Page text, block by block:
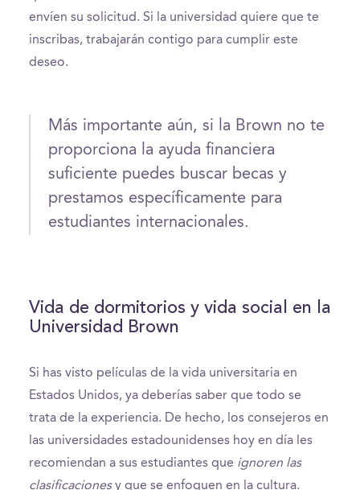
envíen su solicitud. Si la universidad quiere que te
inscribas, trabajarán contigo para cumplir este
deseo.
Más importante aún, si la Brown no te
proporciona la ayuda financiera
suficiente puedes buscar becas y
prestamos específicamente para
estudiantes internacionales.
Vida de dormitorios y vida social en la
Universidad Brown
Si has visto películas de la vida universitaria en
Estados Unidos, ya deberías saber que todo se
trata de la experiencia. De hecho, los consejeros en
las universidades estadounidenses hoy en día les
recomiendan a sus estudiantes que ignoren las
clasificacionesy que se enfoquen en la cultura.